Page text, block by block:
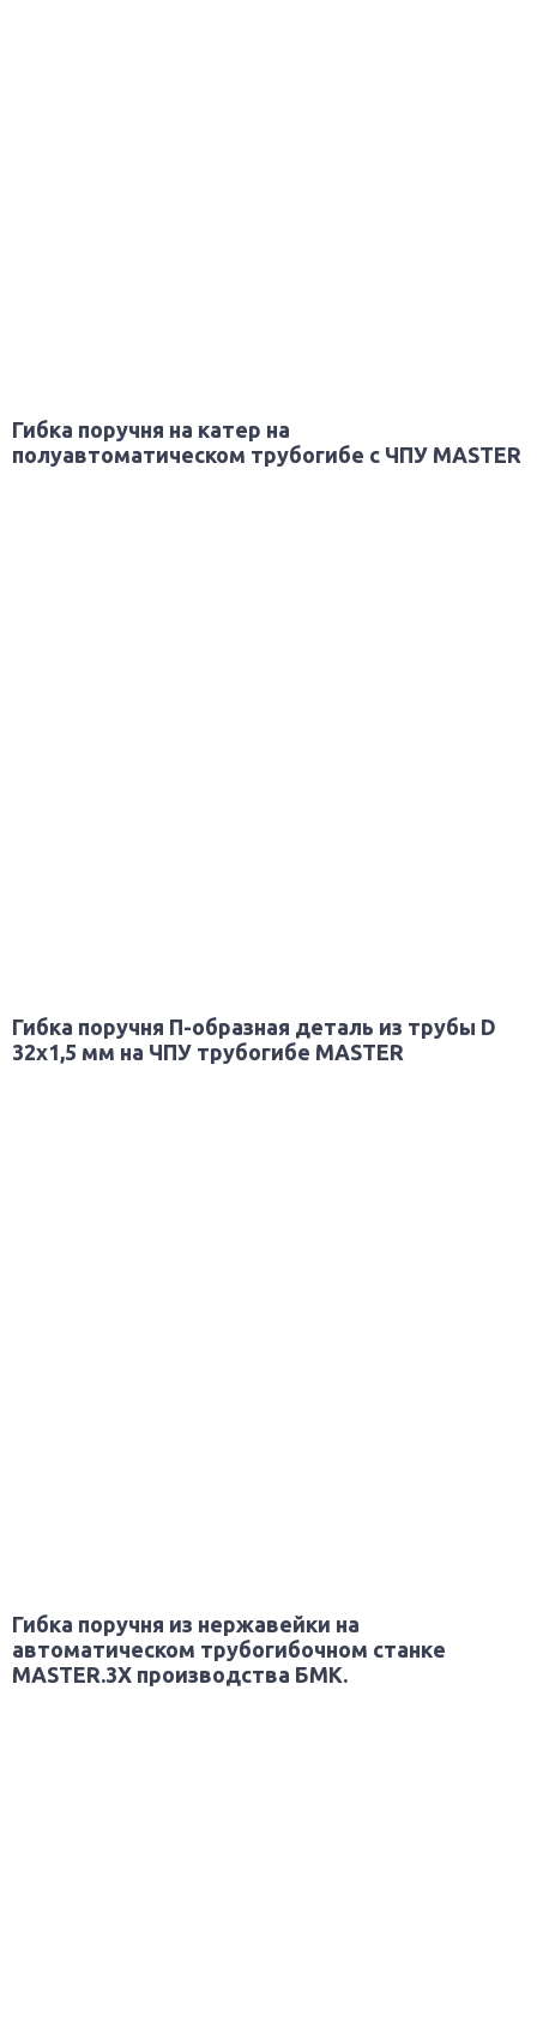
Гибка поручня на катер на
полуавтоматическом трубогибе с ЧПУ MASTER
Гибка поручня П-образная деталь из трубы D
32х1,5 мм на ЧПУ трубогибе MASTER
Гибка поручня из нержавейки на
автоматическом трубогибочном станке
MASTER.3X производства БМК.